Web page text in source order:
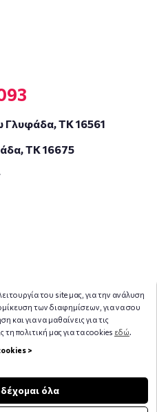
του site μας, για την ανάλυση
των διαφημίσεων, για να σου
και για να μαθαίνεις για τις
πολιτική μας για τα cookies εδώ.
>
όλα
ΤΚ 16561
ΤΚ 16675
smile-pharmacy.gr